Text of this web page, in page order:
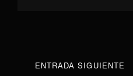
Navegación
ENTRADA
ENTRADA SIGUIENTE